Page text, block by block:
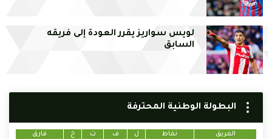
لويس سواريز يقرر العودة إلى فريقه
السابق
البطولة الوطنية المحترفة
الفريق نقاط ل ف ت خ فارق